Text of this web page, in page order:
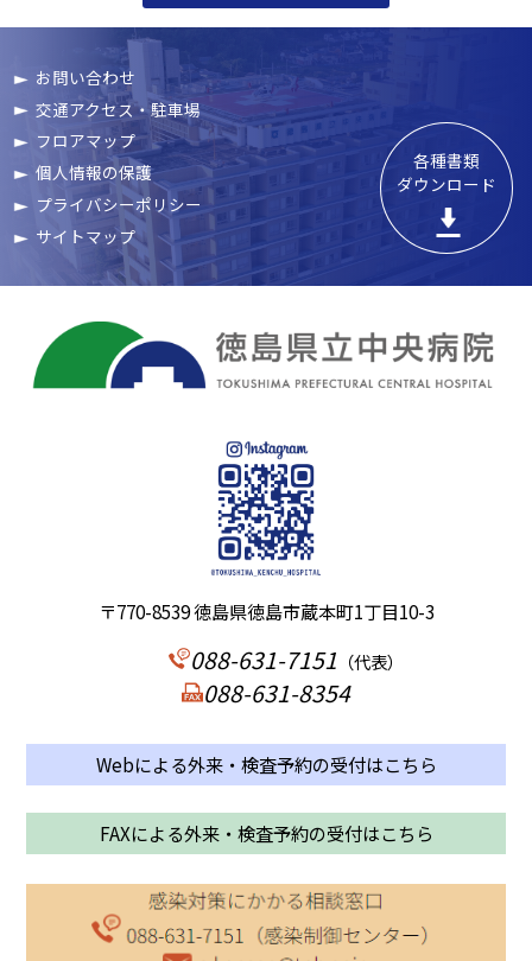
お問い合わせ
交通アクセス・駐車場
フロアマップ
個人情報の保護
プライバシーポリシー
サイトマップ
各種書類
ダウンロード
〒770-8539 徳島県徳島市蔵本町1丁目10-3
088-631-7151 （代表）
088-631-8354
Webによる外来・検査予約の受付はこちら
FAXによる外来・検査予約の受付はこちら